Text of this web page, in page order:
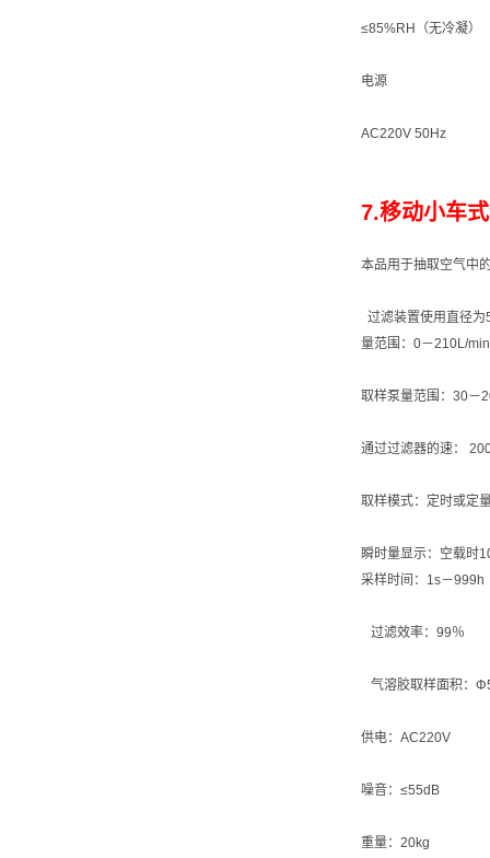
≤85%RH（无冷凝）
电源
AC220V 50Hz
7.移动小车
本品用于抽取空气中
过滤装置使用直径
量范围：0－210L/min
取样泵量范围：30－
通过过滤器的速：
取样模式：定时或定
瞬时量显示：空载时
采样时间：1s－999h
过滤效率：99％
气溶胶取样面积：
供电：AC220V
噪音：≤55dB
重量：20kg